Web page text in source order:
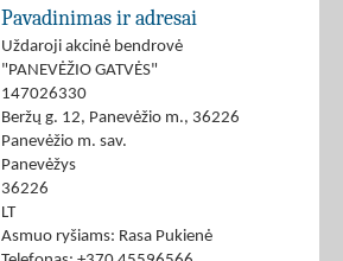
Pavadinimas ir adresai
Uždaroji akcinė bendrovė
"PANEVĖŽIO GATVĖS"
147026330
Beržų g. 12, Panevėžio m., 36226
Panevėžio m. sav.
Panevėžys
36226
LT
Asmuo ryšiams: Rasa Pukienė